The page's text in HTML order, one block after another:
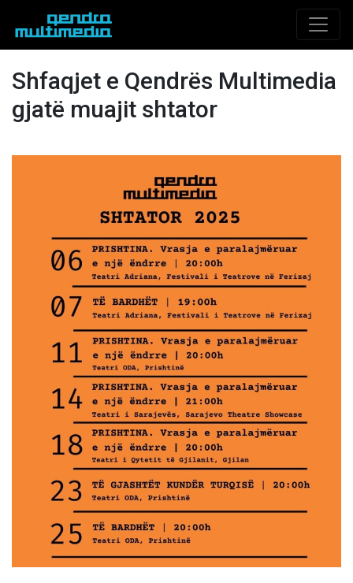
Shfaqjet e Qendrës Multimedia
gjatë muajit shtator